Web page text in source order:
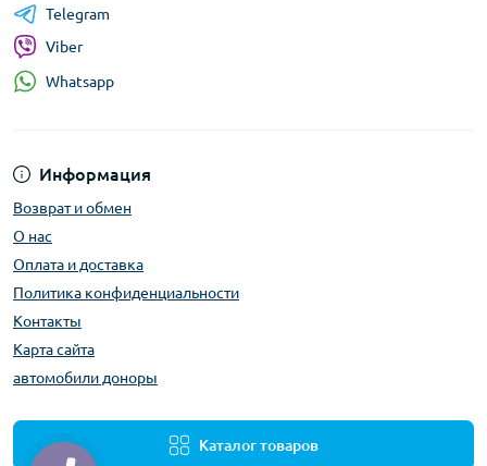
Информация
Возврат и обмен
О нас
Оплата и доставка
Политика конфиденциальности
Контакты
Карта сайта
автомобили доноры
Каталог товаров
Telegram
Viber
Whatsapp